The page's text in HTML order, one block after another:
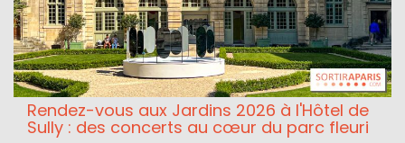
Rendez-vous aux Jardins 2026 à l'Hôtel de
Sully : des concerts au cœur du parc fleuri